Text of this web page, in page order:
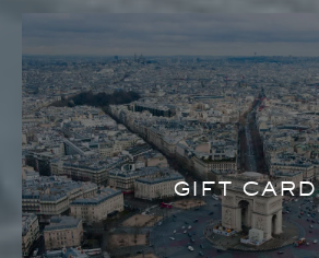
GIFT CARD